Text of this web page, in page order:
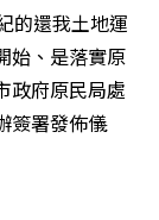
的還我土地運
始、是落實原
政府原民局處
簽署發佈儀